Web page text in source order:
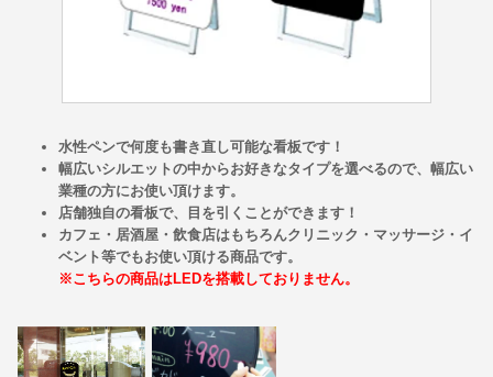
水性ペンで何度も書き直し可能な看板です！
幅広いシルエットの中からお好きなタイプを選べるので、幅広い
業種の方にお使い頂けます。
店舗独自の看板で、目を引くことができます！
カフェ・居酒屋・飲食店はもちろんクリニック・マッサージ・イ
ベント等でもお使い頂ける商品です。
※こちらの商品はLEDを搭載しておりません。